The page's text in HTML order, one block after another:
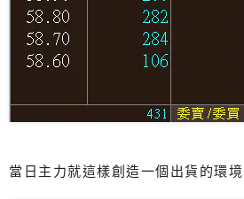
當日主力就這樣創造一個出貨的環境